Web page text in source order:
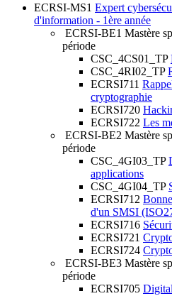
ECRSI-MS1 Expert
d'information - 1ère année
ECRSI-BE1 Mastère
période
CSC_4CS01_TP
CSC_4RI02_TP
ECRSI711
cryptographie
ECRSI720
ECRSI722 Les
ECRSI-BE2 Mastère
période
CSC_4GI03_TP
applications
CSC_4GI04_TP
ECRSI712
d'un SMSI
ECRSI716
ECRSI721
ECRSI724
ECRSI-BE3 Mastère
période
ECRSI705